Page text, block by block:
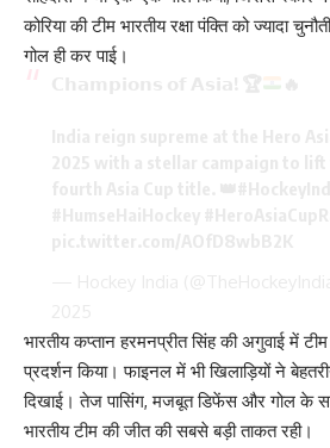
कोरिया की टीम भारतीय रक्षा पंक्ति को ज्यादा
गोल ही कर पाई।
भारतीय कप्तान हरमनप्रीत सिंह की अगुवाई में
प्रदर्शन किया। फाइनल में भी खिलाड़ियों ने
दिखाई। तेज पासिंग, मजबूत डिफेंस और गोल के
भारतीय टीम की जीत की सबसे बड़ी ताकत रही।